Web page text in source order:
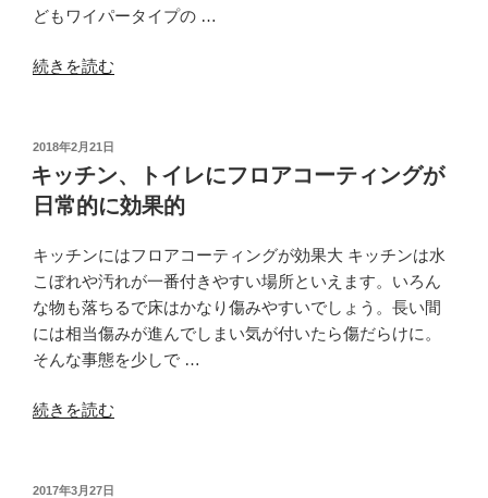
どもワイパータイプの …
“猫
フ
ロ
ア
コ
ー
テ
ィ
ン
グ
す”
続きを読む
投
稿
日:
2018年2月21日
キッチン、トイレにフロアコーティングが
日常的に効果的
キッチンにはフロアコーティングが効果大 キッチンは水
こぼれや汚れが一番付きやすい場所といえます。いろん
な物も落ちるで床はかなり傷みやすいでしょう。長い間
には相当傷みが進んでしまい気が付いたら傷だらけに。
そんな事態を少しで …
“キ
ン、
続きを読む
投
2017年3月27日